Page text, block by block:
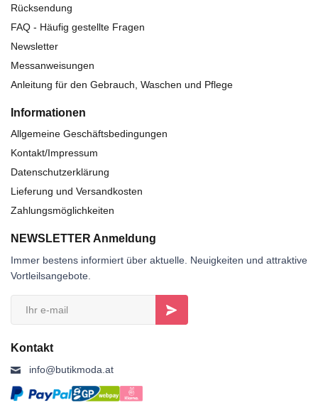
Rücksendung
FAQ - Häufig gestellte Fragen
Newsletter
Messanweisungen
Anleitung für den Gebrauch, Waschen und Pflege
Informationen
Allgemeine Geschäftsbedingungen
Kontakt/Impressum
Datenschutzerklärung
Lieferung und Versandkosten
Zahlungsmöglichkeiten
NEWSLETTER Anmeldung
Immer bestens informiert über aktuelle. Neuigkeiten und attraktive
Vortleilsangebote.
Kontakt
info@butikmoda.at